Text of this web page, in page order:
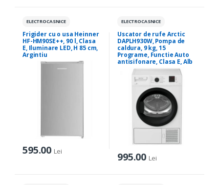
ELECTROCASNICE
Frigider cu o usa Heinner
HF-HM90SE++, 90 l, Clasa
E, Iluminare LED, H 85 cm,
Argintiu
595.00 Lei
ELECTROCASNICE
Uscator de rufe Arctic
DAPLH930W, Pompa de
caldura, 9 kg, 15
Programe, Functie Auto
antisifonare, Clasa E, Alb
995.00 Lei